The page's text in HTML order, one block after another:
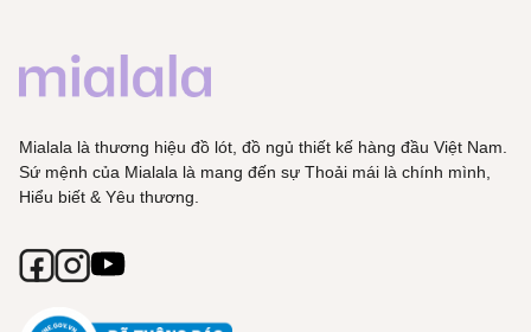
Mialala là thương hiệu đồ lót, đồ ngủ thiết kế hàng đầu Việt Nam.
Sứ mệnh của Mialala là mang đến sự Thoải mái là chính mình,
Hiểu biết & Yêu thương.